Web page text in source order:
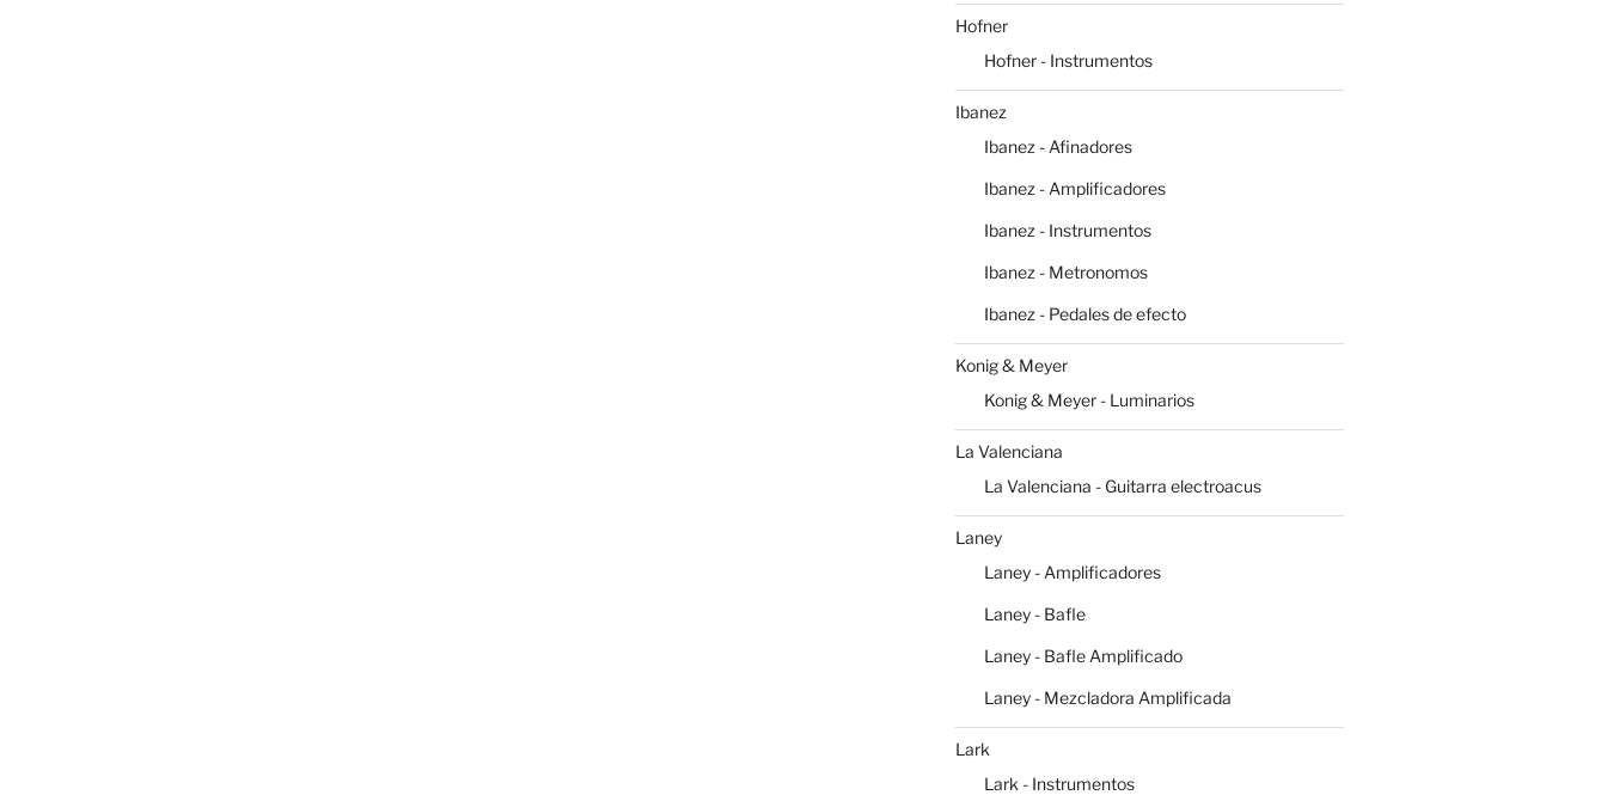
Hofner
Hofner - Instrumentos
Ibanez
Ibanez - Afinadores
Ibanez - Amplificadores
Ibanez - Instrumentos
Ibanez - Metronomos
Ibanez - Pedales de efecto
Konig & Meyer
Konig & Meyer - Luminarios
La Valenciana
La Valenciana - Guitarra electroacus
Laney
Laney - Amplificadores
Laney - Bafle
Laney - Bafle Amplificado
Laney - Mezcladora Amplificada
Lark
Lark - Instrumentos